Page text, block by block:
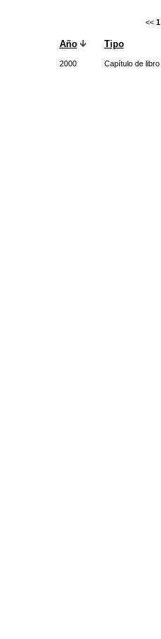
<< 1
Año Tipo
2000 Capítulo de libro